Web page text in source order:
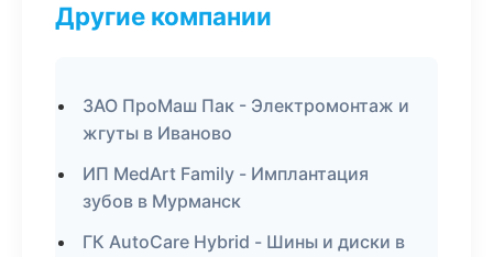
Другие компании
ЗАО ПроМаш Пак - Электромонтаж и
жгуты в Иваново
ИП MedArt Family - Имплантация
зубов в Мурманск
ГК AutoCare Hybrid - Шины и диски в